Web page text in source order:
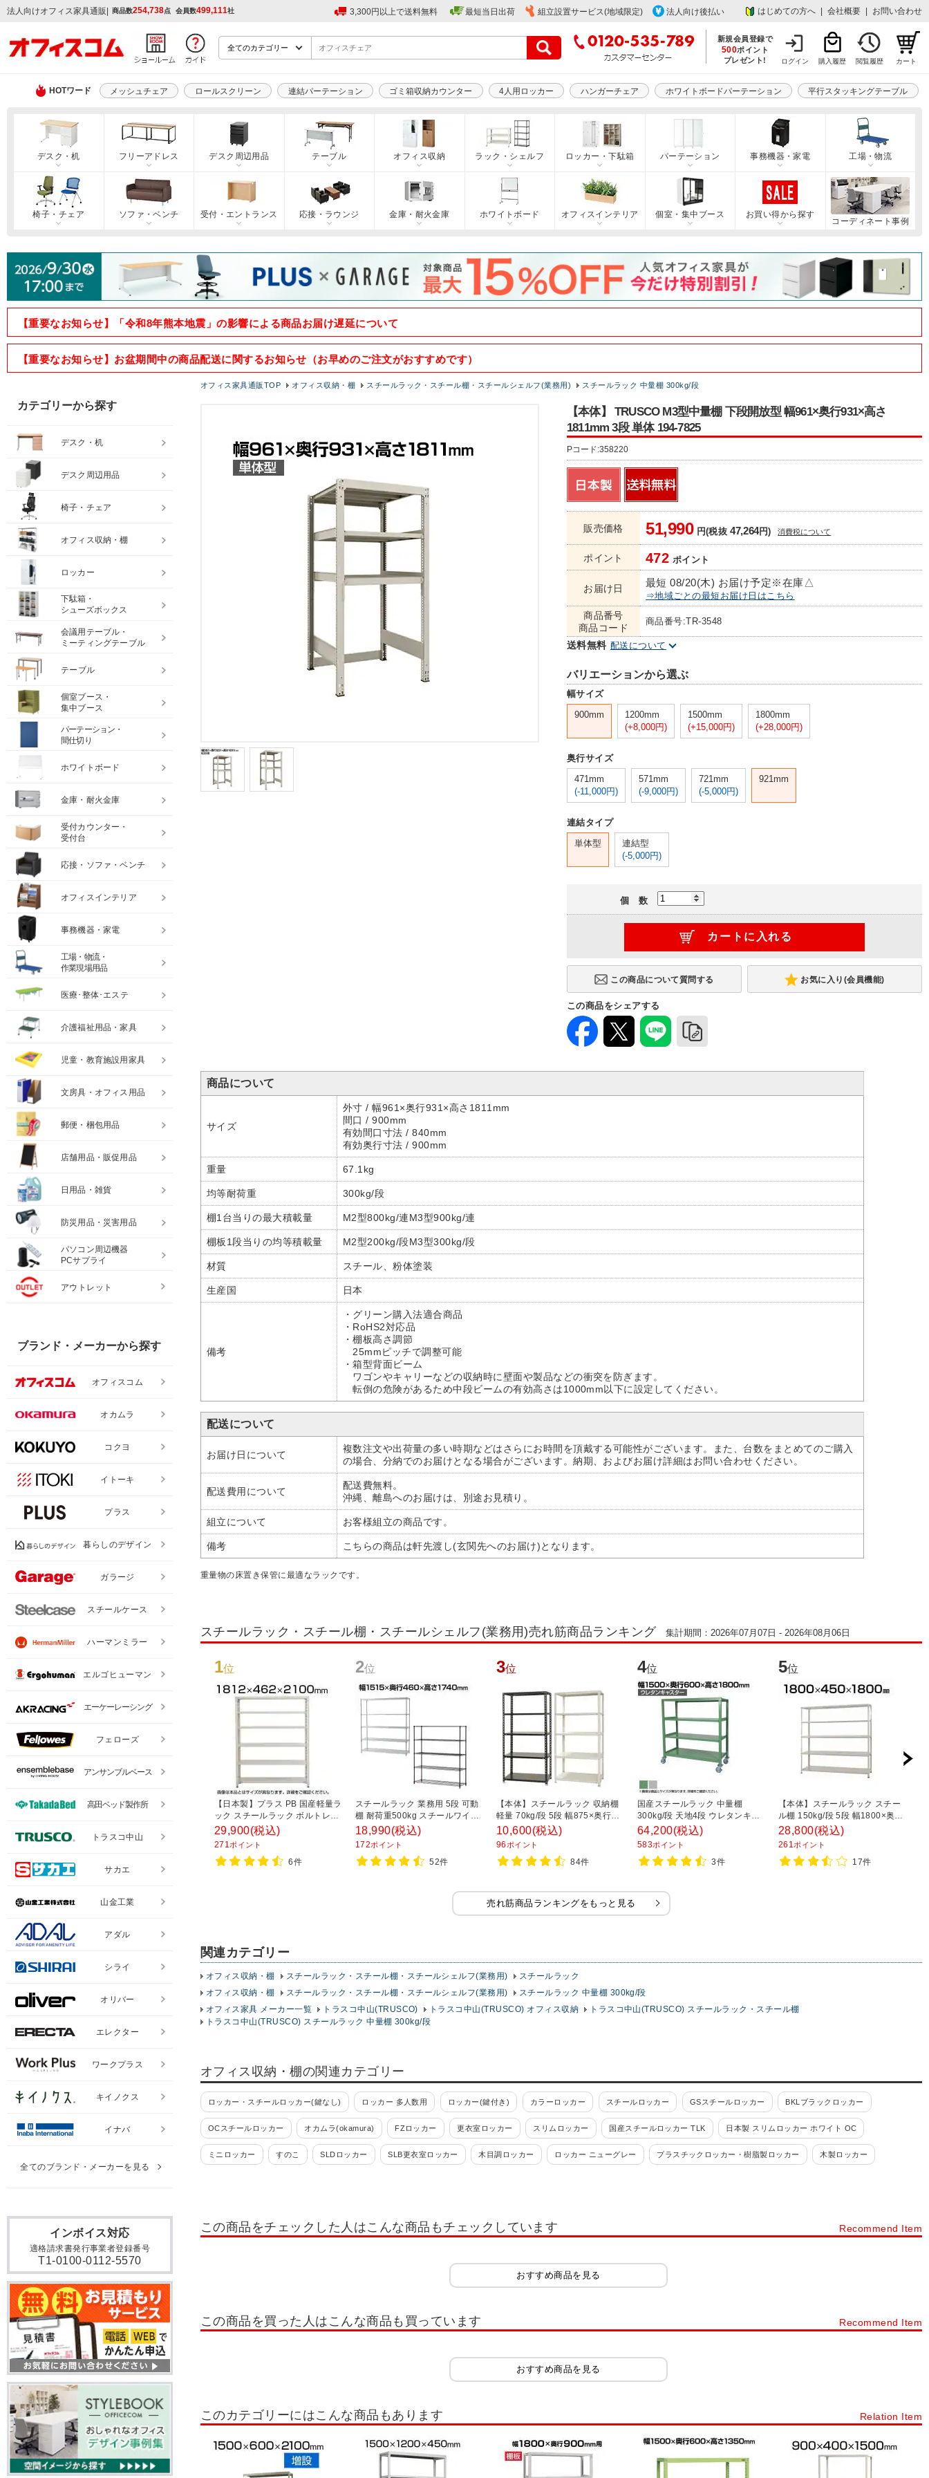
法人向けオフィス家具通販 | 商品数254,738点 会員数499,111社 3,300円以上で送料無料 最短当日出荷 組立設置サービス(地域限定) 法人向け後払い はじめての方へ 会社概要 お問い合わせ
新規会員登録で
500ポイント
プレゼント!
ログイン 購入履歴 閲覧履歴 カート
HOTワード メッシュチェア ロールスクリーン 連結パーテーション ゴミ箱収納カウンター 4人用ロッカー ハンガーチェア ホワイトボードパーテーション 平行スタッキングテーブル
デスク・机 フリーアドレス デスク周辺用品 テーブル オフィス収納 ラック・シェルフ ロッカー・下駄箱 パーテーション 事務機器・家電 工場・物流
椅子・チェア ソファ・ベンチ 受付・エントランス 応接・ラウンジ 金庫・耐火金庫 ホワイトボード オフィスインテリア 個室・集中ブース
お買い得から探す
コーディネート事例
【重要なお知らせ】「令和8年熊本地震」の影響による商品お届け遅延について
【重要なお知らせ】お盆期間中の商品配送に関するお知らせ（お早めのご注文がおすすめです）
オフィス家具通販TOP オフィス収納・棚 スチールラック・スチール棚・スチールシェルフ(業務用) スチールラック 中量棚 300kg/段
【本体】 TRUSCO M3型中量棚 下段開放型 幅961×奥行931×高さ
1811mm 3段 単体 194-7825
Pコード:358220
販売価格 51,990円(税抜47,264円) 消費税について
ポイント 472 ポイント
お届け日 最短 08/20(木) お届け予定※在庫△
⇒地域ごとの最短お届け日はこちら
商品番号
商品コード
商品番号:TR-3548
送料無料 配送について
バリエーションから選ぶ
幅サイズ
900mm
1200mm
(+8,000円)
1500mm
(+15,000円)
1800mm
(+28,000円)
奥行サイズ
471mm
(-11,000円)
571mm
(-9,000円)
721mm
(-5,000円)
921mm
連結タイプ
単体型
連結型
(-5,000円)
個 数
お気に入り(会員機能)
この商品をシェアする
商品について
サイズ
外寸 / 幅961×奥行931×高さ1811mm
間口 / 900mm
有効間口寸法 / 840mm
有効奥行寸法 / 900mm
重量 67.1kg
均等耐荷重 300kg/段
棚1台当りの最大積載量 M2型800kg/連M3型900kg/連
棚板1段当りの均等積載量 M2型200kg/段M3型300kg/段
材質 スチール、粉体塗装
生産国 日本
備考
・グリーン購入法適合商品
・RoHS2対応品
・棚板高さ調節
25mmピッチで調整可能
・箱型背面ビーム
ワゴンやキャリーなどの収納時に壁面や製品などの衝突を防ぎます。
転倒の危険があるため中段ビームの有効高さは1000mm以下に設定してください。
配送について
お届け日について
複数注文や出荷量の多い時期などはさらにお時間を頂戴する可能性がございます。また、台数をまとめてのご購入
の場合、分納でのお届けとなる場合がございます。納期、およびお届け詳細はお問い合わせください。
配送費用について
配送費無料。
沖縄、離島へのお届けは、別途お見積り。
組立について お客様組立の商品です。
備考 こちらの商品は軒先渡し(玄関先へのお届け)となります。
重量物の床置き保管に最適なラックです。
スチールラック・スチール棚・スチールシェルフ(業務用)売れ筋商品ランキング 集計期間：2026年07月07日 - 2026年08月06日
1位
【日本製】プラス PB 国産軽量ラ
ック スチールラック ボルトレス
耐荷重150kg/段 天地6段 幅
1812×奥行462×高さ2100mm ス
チール棚 スチールシェルフ 収納
棚 オープンラック 収納ラック
29,900(税込)
271ポイント
6件
2位
スチールラック 業務用 5段 可動
棚 耐荷重500kg スチールワイヤ
ーラック シェルゴ 幅1515×奥行
460×高さ1740mm
18,990(税込)
172ポイント
52件
3位
【本体】スチールラック 収納棚
軽量 70kg/段 5段 幅875×奥行
450×高さ1800mm 【ホワイト・
ブラック】
10,600(税込)
96 ポイント
84件
4位
国産スチールラック 中量棚
300kg/段 天地4段 ウレタンキャ
スター付き 収納棚 スチール棚 幅
1500×奥行600×高さ1800mm キ
ャスター直径150×高さ200mm
64,200(税込)
583ポイント
3件
5位
【本体】スチールラック スチー
ル棚 150kg/段 5段 幅1800×奥行
450×高さ1800mm
28,800(税込)
261ポイント
17件
売れ筋商品ランキングをもっと見る
関連カテゴリー
オフィス収納・棚 スチールラック・スチール棚・スチールシェルフ(業務用)
スチールラック
オフィス収納・棚
スチールラック・スチール棚・スチールシェルフ(業務用)
スチールラック 中量棚 300kg/段
オフィス家具 メーカー一覧
トラスコ中山(TRUSCO) トラスコ中山(TRUSCO) オフィス収納
トラスコ中山(TRUSCO) スチールラック・スチール棚
トラスコ中山(TRUSCO) スチールラック 中量棚 300kg/段
オフィス収納・棚の関連カテゴリー
ロッカー・スチールロッカー(鍵なし) ロッカー 多人数用 ロッカー(鍵付き) カラーロッカー スチールロッカー GSスチールロッカー BKLブラックロッカー
OCスチールロッカー オカムラ(okamura) FZロッカー 更衣室ロッカー スリムロッカー 国産スチールロッカー TLK 日本製 スリムロッカー ホワイト OC
ミニロッカー すのこ SLDロッカー SLB更衣室ロッカー 木目調ロッカー ロッカー ニューグレー プラスチックロッカー・樹脂製ロッカー 木製ロッカー
ロッカー 10人用 ロッカー 12人用 ロッカー 多人数用 ロッカーホワイト系(白)
木製キャビネット・木製ラック・木製書庫 役員用家具 扉タイプから探す
シューズボックス オープンタイプ 可動棚 下駄箱 オープンタイプ
シューズボックス 24人用～30人用 シューズボックス 32人用
屋外用ラック ステンレスラック ボルトレスラック キャスター付きラック 木棚スチールラック シェルゴ スチールワイヤーラック シェルゴ
スチールラック 収納棚 30kg～50kg/段 スチールラック 軽量棚 100kg/段
この商品をチェックした人はこんな商品もチェックしています Recommend Item
おすすめ商品を見る
この商品を買った人はこんな商品も買っています Recommend Item
おすすめ商品を見る
このカテゴリーにはこんな商品もあります Relation Item
インボイス対応
適格請求書発行事業者登録番号
T1-0100-0112-5570
カテゴリーから探す
デスク・机
デスク周辺用品
椅子・チェア
オフィス収納・棚
ロッカー
下駄箱・
シューズボックス
会議用テーブル・
ミーティングテーブル
テーブル
個室ブース・
集中ブース
パーテーション・
間仕切り
ホワイトボード
金庫・耐火金庫
受付カウンター・
受付台
応接・ソファ・ベンチ
オフィスインテリア
事務機器・家電
工場・物流・
作業現場用品
医療･整体･エステ
介護福祉用品・家具
児童・教育施設用家具
文房具・オフィス用品
郵便・梱包用品
店舗用品・販促用品
日用品・雑貨
防災用品・災害用品
パソコン周辺機器
PCサプライ
アウトレット
ブランド・メーカーから探す
オフィスコム
オカムラ
コクヨ
イトーキ
プラス
暮らしのデザイン
ガラージ
スチールケース
ハーマンミラー
エルゴヒューマン
エーケーレーシング
フェローズ
アンサンブルベース
高田ベッド製作所
トラスコ中山
サカエ
山金工業
アダル
シライ
オリバー
エレクター
ワークプラス
キイノクス
イナバ
全てのブランド・メーカーを見る